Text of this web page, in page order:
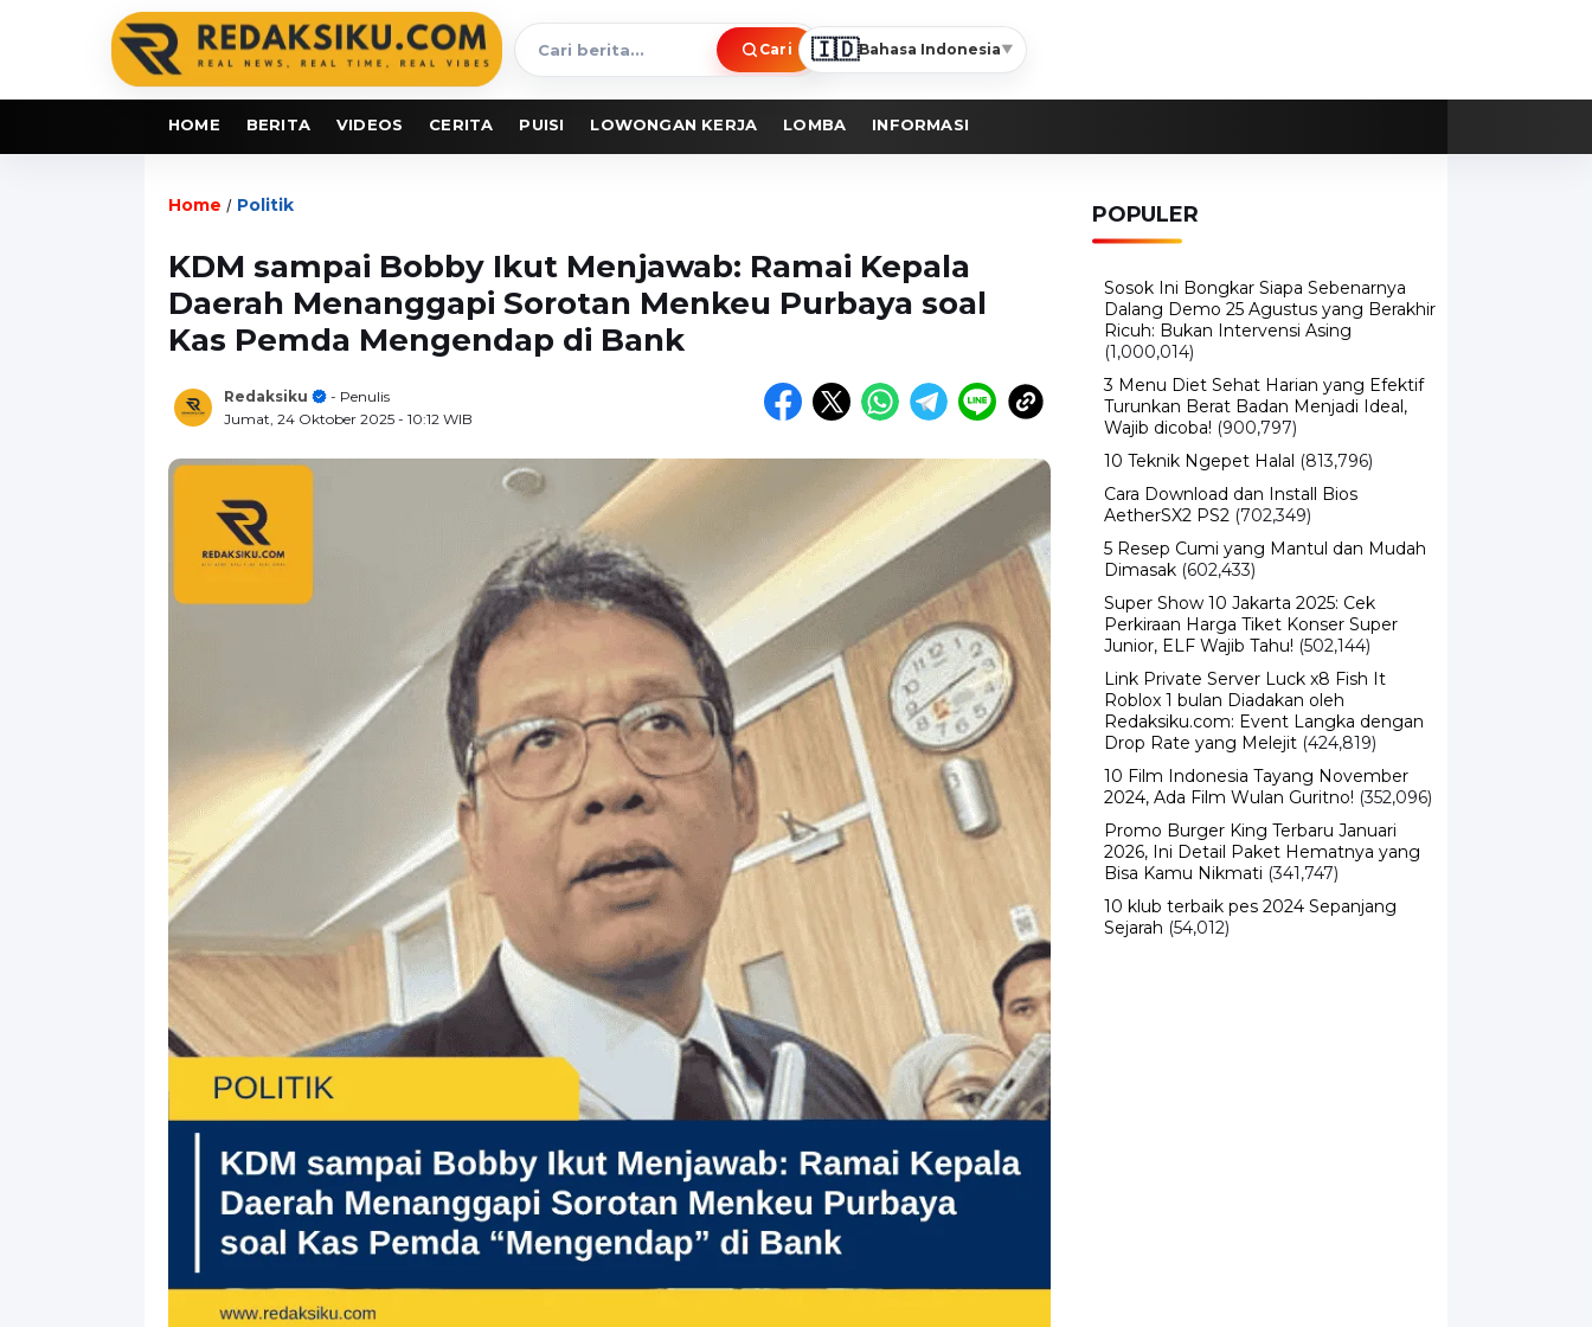
Cari
berita
Cari 🇮🇩Bahasa Indonesia▼
HOME BERITA VIDEOS CERITA PUISI LOWONGAN KERJA LOMBA INFORMASI
Home / Politik
KDM sampai Bobby Ikut Menjawab: Ramai Kepala
Daerah Menanggapi Sorotan Menkeu Purbaya soal
Kas Pemda Mengendap di Bank
Redaksiku
- Penulis
Jumat, 24 Oktober 2025 - 10:12 WIB
POPULER
Sosok Ini Bongkar Siapa Sebenarnya
Dalang Demo 25 Agustus yang Berakhir
Ricuh: Bukan Intervensi Asing
(1,000,014)
3 Menu Diet Sehat Harian yang Efektif
Turunkan Berat Badan Menjadi Ideal,
Wajib dicoba! (900,797)
10 Teknik Ngepet Halal (813,796)
Cara Download dan Install Bios
AetherSX2 PS2 (702,349)
5 Resep Cumi yang Mantul dan Mudah
Dimasak (602,433)
Super Show 10 Jakarta 2025: Cek
Perkiraan Harga Tiket Konser Super
Junior, ELF Wajib Tahu! (502,144)
Link Private Server Luck x8 Fish It
Roblox 1 bulan Diadakan oleh
Redaksiku.com: Event Langka dengan
Drop Rate yang Melejit (424,819)
10 Film Indonesia Tayang November
2024, Ada Film Wulan Guritno! (352,096)
Promo Burger King Terbaru Januari
2026, Ini Detail Paket Hematnya yang
Bisa Kamu Nikmati (341,747)
10 klub terbaik pes 2024 Sepanjang
Sejarah (54,012)